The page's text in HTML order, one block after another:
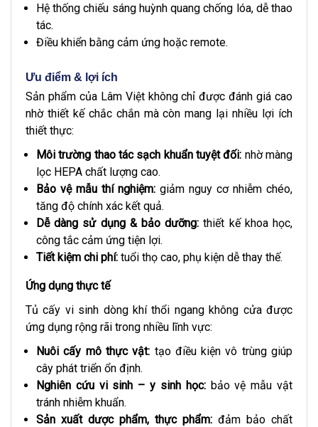
Hệ thống chiếu sáng huỳnh quang chống lóa, dễ thao
tác.
Điều khiển bằng cảm ứng hoặc remote.
Ưu điểm & lợi ích
Sản phẩm của Lâm Việt không chỉ được đánh giá cao
nhờ thiết kế chắc chắn mà còn mang lại nhiều lợi ích
thiết thực:
Môi trường thao tác sạch khuẩn tuyệt đối: nhờ màng
lọc HEPA chất lượng cao.
Bảo vệ mẫu thí nghiệm: giảm nguy cơ nhiễm chéo,
tăng độ chính xác kết quả.
Dễ dàng sử dụng & bảo dưỡng: thiết kế khoa học,
công tắc cảm ứng tiện lợi.
Tiết kiệm chi phí: tuổi thọ cao, phụ kiện dễ thay thế.
Ứng dụng thực tế
Tủ cấy vi sinh dòng khí thổi ngang không cửa được
ứng dụng rộng rãi trong nhiều lĩnh vực:
Nuôi cấy mô thực vật: tạo điều kiện vô trùng giúp
cây phát triển ổn định.
Nghiên cứu vi sinh – y sinh học:bảo vệ mẫu vật
tránh nhiễm khuẩn.
Sản xuất dược phẩm, thực phẩm: đảm bảo chất